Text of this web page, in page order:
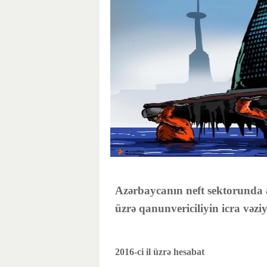
Azərbaycanın neft
üzrə qanunvericiliyin icra
2016-ci il üzrə hesabat